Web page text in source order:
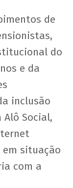
de
do
e da
inclusão
Social,
situação
com a